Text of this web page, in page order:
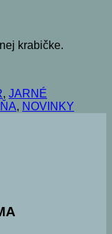
krabičke.
, JARNÉ
, NOVINKY